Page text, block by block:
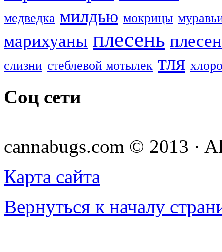
медведка милдью мокрицы
марихуаны плесень
слизни стеблевой мотылек тля
Соц сети
cannabugs.com © 2013 ·
Карта сайта
Вернуться к началу